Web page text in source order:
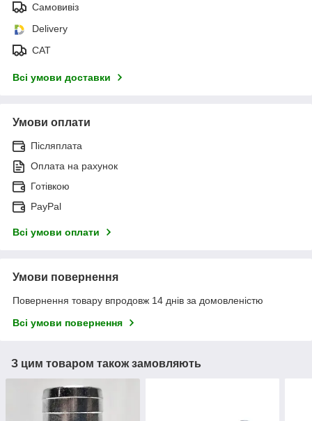
Самовивіз
Delivery
САТ
Всі умови доставки
Умови оплати
Післяплата
Оплата на рахунок
Готівкою
PayPal
Всі умови оплати
Умови повернення
Повернення товару впродовж 14 днів за домовленістю
Всі умови повернення
З цим товаром також замовляють